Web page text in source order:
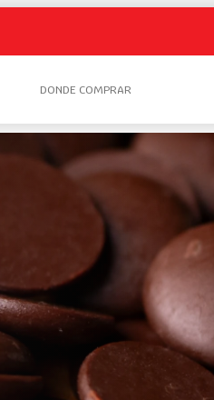
DONDE COMPRAR